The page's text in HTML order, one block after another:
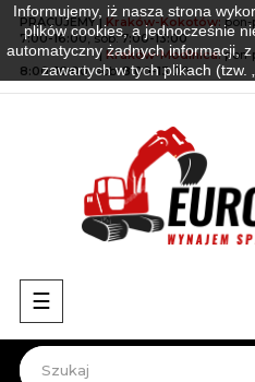
PRACUJEMY |Kraków-Kokotów: pon-
7:00-16:00, sob:7:00-13:00
PRACUJEMY| Kraków-Modlnica:pon-
8:00-16:00, sob:8:00-13:00
Przełącz
nawigację
☰
Informujemy, iż nasza strona
plików cookies, a jednocześnie
automatyczny żadnych informacji,
zawartych w tych plikach (tzw.